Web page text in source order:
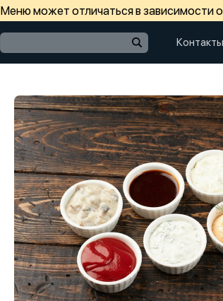
Меню может отличаться в зависимости
Контакты